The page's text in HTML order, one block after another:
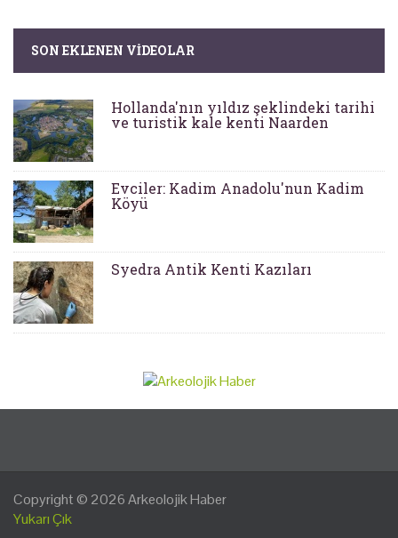
SON EKLENEN VIDEOLAR
Hollanda'nın yıldız şeklindeki tarihi
ve turistik kale kenti Naarden
Evciler: Kadim Anadolu'nun Kadim
Köyü
Syedra Antik Kenti Kazıları
Copyright © 2026Arkeolojik Haber
Yukarı Çık